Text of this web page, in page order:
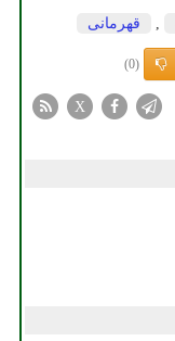
قهرمانی
(0)
X